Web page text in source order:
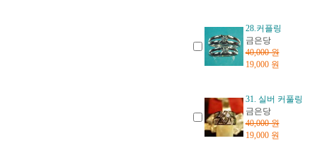
28.커플링
금은당
40,000 원
19,000 원
31. 실버 커풀링
금은당
40,000 원
19,000 원